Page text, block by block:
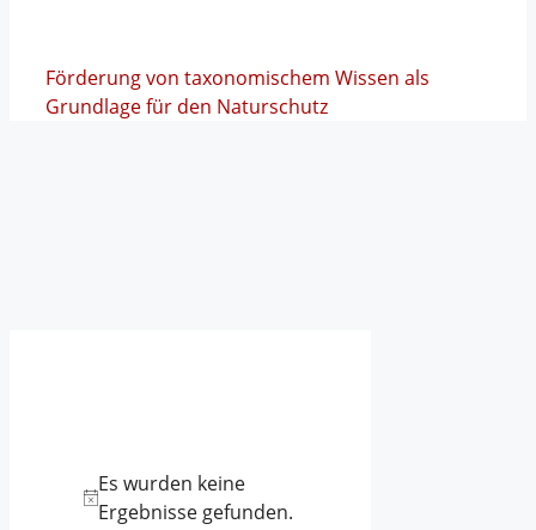
Förderung von taxonomischem Wissen als
Grundlage für den Naturschutz
Es wurden keine
Ergebnisse gefunden.